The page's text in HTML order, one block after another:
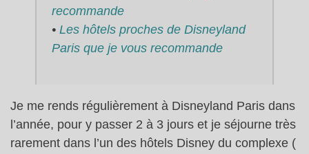
recommande
• Les hôtels proches de Disneyland
Paris que je vous recommande
Je me rends régulièrement à Disneyland Paris dans
l’année, pour y passer 2 à 3 jours et je séjourne très
rarement dans l’un des hôtels Disney du complexe (